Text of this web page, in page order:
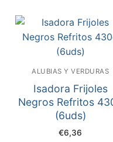
ALUBIAS Y VERDURAS
Isadora Frijoles
Negros Refritos
(6uds)
€6,36